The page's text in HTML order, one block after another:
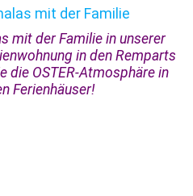
mit der Familie in unserer
in den Remparts
die OSTER-Atmosphäre in
Ferienhäuser!